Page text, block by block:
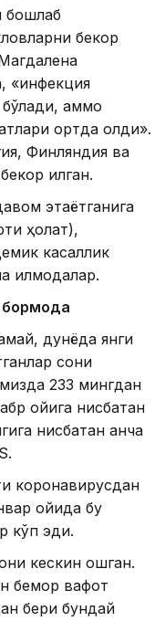
бошлаб
бекор
«инфекция
бўлади, аммо
ортда қолди».
Финляндия ва
қилган.
этаётганига
ҳолат),
касаллик
дунёда янги
сони
233 мингдан
ойига нисбатан
нисбатан анча
коронавирусдан
ойида бу
кўп эди.
кескин ошган.
бемор вафот
бери бундай